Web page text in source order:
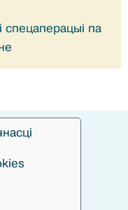
спецаперацыі па